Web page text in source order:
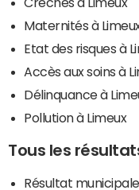
Maternités à
Etat des risques à
Accès aux soins à
Délinquance à
Pollution à Limeux
Tous les
Résultat